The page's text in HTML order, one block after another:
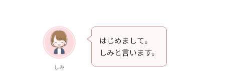
しみ
はじめまして。
しみと言います。